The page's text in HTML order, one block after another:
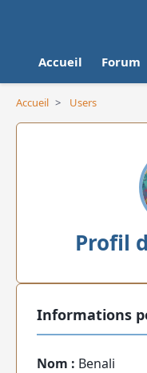
Accueil Forum
Accueil > Users
Profil
Informations
Nom : Benali